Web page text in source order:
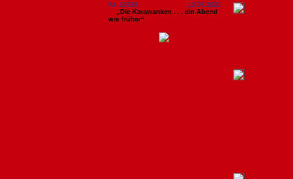
Nr. 18759
13.07.2026
„Die Karawanken . . . ein Abend
wie früher“